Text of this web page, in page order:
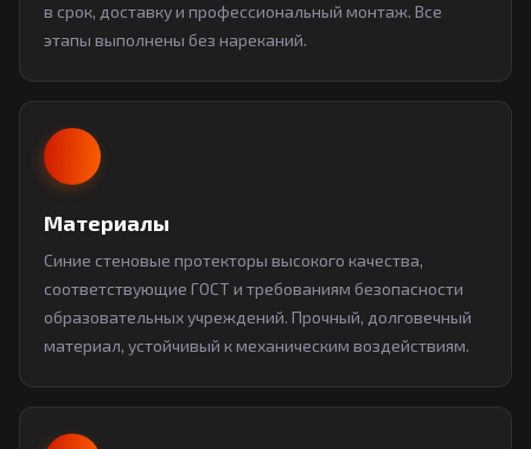
в срок, доставку и профессиональный монтаж. Все
этапы выполнены без нареканий.
Материалы
Синие стеновые протекторы высокого качества,
соответствующие ГОСТ и требованиям безопасности
образовательных учреждений. Прочный, долговечный
материал, устойчивый к механическим воздействиям.